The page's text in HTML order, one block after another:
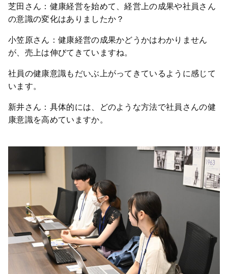
芝田さん：健康経営を始めて、経営上の成果や社員さん
の意識の変化はありましたか？
小笠原さん：健康経営の成果かどうかはわかりません
が、売上は伸びてきていますね。
社員の健康意識もだいぶ上がってきているように感じて
います。
新井さん：具体的には、どのような方法で社員さんの健
康意識を高めていますか。